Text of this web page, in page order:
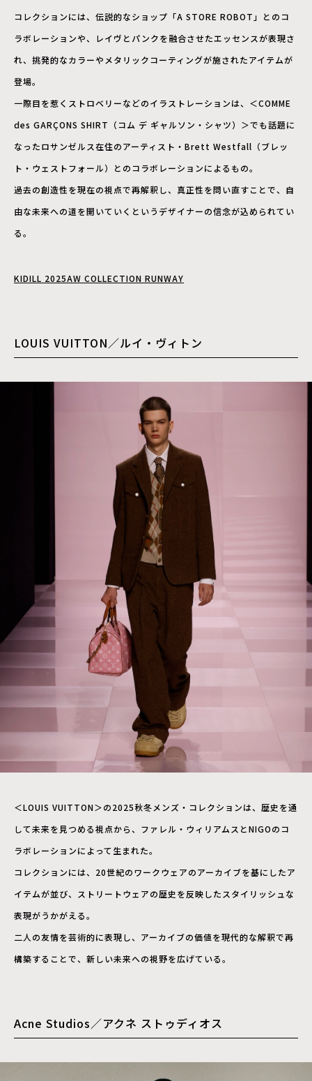
コレクションには、伝説的なショップ「A STORE ROBOT」とのコ
ラボレーションや、レイヴとパンクを融合させたエッセンスが表現さ
れ、挑発的なカラーやメタリックコーティングが施されたアイテムが
登場。
一際目を惹くストロベリーなどのイラストレーションは、＜COMME
des GARÇONS SHIRT（コム デ ギャルソン・シャツ）＞でも話題に
なったロサンゼルス在住のアーティスト・Brett Westfall（ブレッ
ト・ウェストフォール）とのコラボレーションによるもの。
過去の創造性を現在の視点で再解釈し、真正性を問い直すことで、自
由な未来への道を開いていくというデザイナーの信念が込められてい
る。
KIDILL 2025AW COLLECTION RUNWAY
LOUIS VUITTON／ルイ・ヴィトン
＜LOUIS VUITTON＞の2025秋冬メンズ・コレクションは、歴史を通
して未来を見つめる視点から、ファレル・ウィリアムスとNIGOのコ
ラボレーションによって生まれた。
コレクションには、20世紀のワークウェアのアーカイブを基にしたア
イテムが並び、ストリートウェアの歴史を反映したスタイリッシュな
表現がうかがえる。
二人の友情を芸術的に表現し、アーカイブの価値を現代的な解釈で再
構築することで、新しい未来への視野を広げている。
Acne Studios／アクネ ストゥディオス